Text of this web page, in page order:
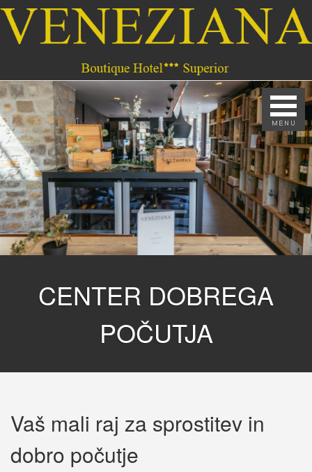
CENTER DOBREGA
POČUTJA
Vaš mali raj za sprostitev in
dobro počutje